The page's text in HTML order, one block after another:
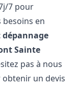
7 pour
en
Sainte
pas à nous
un devis